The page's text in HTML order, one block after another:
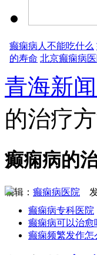
癫痫病人不能吃什么
的寿命 北京癫痫病
青海新
的治疗
癫痫病的
编辑： 癫痫病医院 发
癫痫病专科医院
癫痫病可以治愈
癫痫频繁发作怎